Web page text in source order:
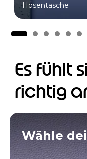
Hosentasche
Es fühlt
richtig
Wähle